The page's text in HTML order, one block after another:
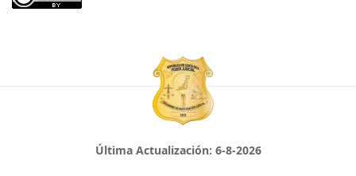
Última Actualización: 6-8-2026